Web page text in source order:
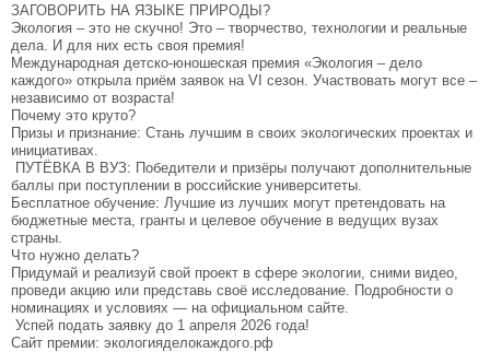
ЗАГОВОРИТЬ НА ЯЗЫКЕ ПРИРОДЫ?
Экология – это не скучно! Это – творчество, технологии и реальные
дела. И для них есть своя премия!
Международная детско-юношеская премия «Экология – дело
каждого» открыла приём заявок на VI сезон. Участвовать могут все –
независимо от возраста!
Почему это круто?
Призы и признание: Стань лучшим в своих экологических проектах и
инициативах.
ПУТЁВКА В ВУЗ: Победители и призёры получают дополнительные
баллы при поступлении в российские университеты.
Бесплатное обучение: Лучшие из лучших могут претендовать на
бюджетные места, гранты и целевое обучение в ведущих вузах
страны.
Что нужно делать?
Придумай и реализуй свой проект в сфере экологии, сними видео,
проведи акцию или представь своё исследование. Подробности о
номинациях и условиях — на официальном сайте.
Успей подать заявку до 1 апреля 2026 года!
Сайт премии: экологияделокаждого.рф